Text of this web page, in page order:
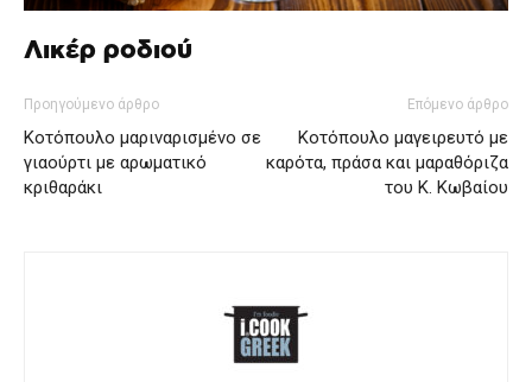
Λικέρ ροδιού
Προηγούμενο άρθρο
Κοτόπουλο μαριναρισμένο σε
γιαούρτι με αρωματικό
κριθαράκι
Επόμενο άρθρο
Κοτόπουλο μαγειρευτό με
καρότα, πράσα και μαραθόριζα
του Κ. Κωβαίου